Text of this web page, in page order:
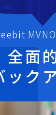
全面
ック